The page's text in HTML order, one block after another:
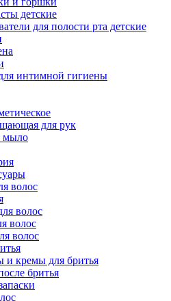
детские
для полости рта детские
интимной гигиены
для рук
мыло
волос
волос
волос
волос
и кремы для бритья
бритья